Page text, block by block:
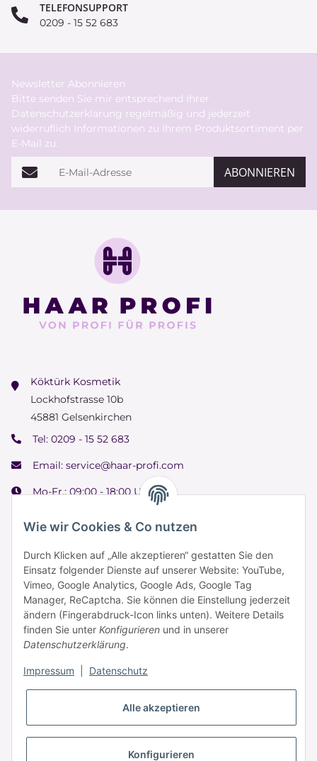
Wie wir Cookies & Co nutzen
Durch Klicken auf „Alle akzeptieren“ gestatten Sie den
Einsatz folgender Dienste auf unserer Website: YouTube,
Vimeo, Google Analytics, Google Ads, Google Tag
Manager, ReCaptcha. Sie können die Einstellung jederzeit
ändern (Fingerabdruck-Icon links unten). Weitere Details
finden Sie unter Konfigurieren und in unserer
Datenschutzerklärung.
Impressum Datenschutz
Alle akzeptieren
Konfigurieren
TELEFONSUPPORT
0209 - 15 52 683
Newsletter Abonnieren
Bitte senden Sie mir entsprechend Ihrer
Datenschutzerklärung regelmäßig und jederzeit
widerruflich Informationen zu Ihrem Produktsortiment per
E-Mail zu.
E-Mail-Adresse ABONNIEREN
Köktürk Kosmetik
Lockhofstrasse 10b
45881 Gelsenkirchen
Tel: 0209 - 15 52 683
Email: service@haar-profi.com
Mo-Fr.: 09:00 - 18:00 Uhr
Samstag: 09:00 - 15:00 Uhr
Informationen
Zahlung & Versand